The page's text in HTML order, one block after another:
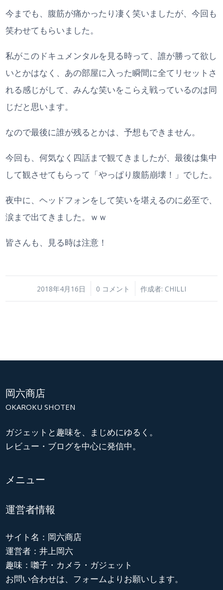
今までも、腹筋が痛かったり凄く笑いましたが、今回も
笑わせてもらいました。
私がこのドキュメンタルを見る時って、誰が勝って欲し
いとかはなく、あの部屋に入った瞬間に全てリセットさ
れる感じがして、みんな笑いをこらえ戦っているのは同
じだと思います。
なので最後に誰が残るとかは、予想もできません。
今回も、何気なく四話まで観てきましたが、最後は集中
して観させてもらって「やっぱり腹筋崩壊！」でした。
夜中に、ヘッドフォンをして笑いを堪えるのに必至で、
涙まで出てきました。ｗｗ
皆さんも、見る時は注意！
2018年4月16日
/ 0 コメント
/ 作成者: CHILLI
岡六商店
OKAROKU SHOTEN
ガジェットと趣味を、まじめにゆるく。
レビュー・ブログを中心に発信中。
メニュー
運営者情報
サイト名：岡六商店
運営者：井上岡六
趣味：囃子・カメラ・ガジェット
お問い合わせは、フォームよりお願いします。